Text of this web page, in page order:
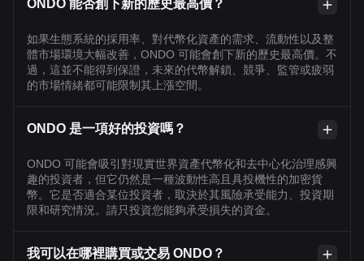
ONDO 能否創下新的歷史最高價？
如果生態系統的採用率、對代幣化資產的需求、流動性以及整
體市場環境大幅改善，ONDO 可能會創下新的歷史最高價。不
過，這並不能得到保證，未來的代幣解鎖、競爭、監管或疲弱
的市場情緒都可能限制其上漲空間。
ONDO 是一項好的投資嗎？
ONDO 可能會吸引對現實世界資產代幣化和去中心化治理感興
趣的投資者，但它仍然是一種波動性高且具投機性的加密貨
幣。它是否適合某位投資者，取決於其風險承受能力、投資期
限和研究情況。請只投資您能夠承受損失的資金。
我可以在哪裡購買或交易 ONDO？